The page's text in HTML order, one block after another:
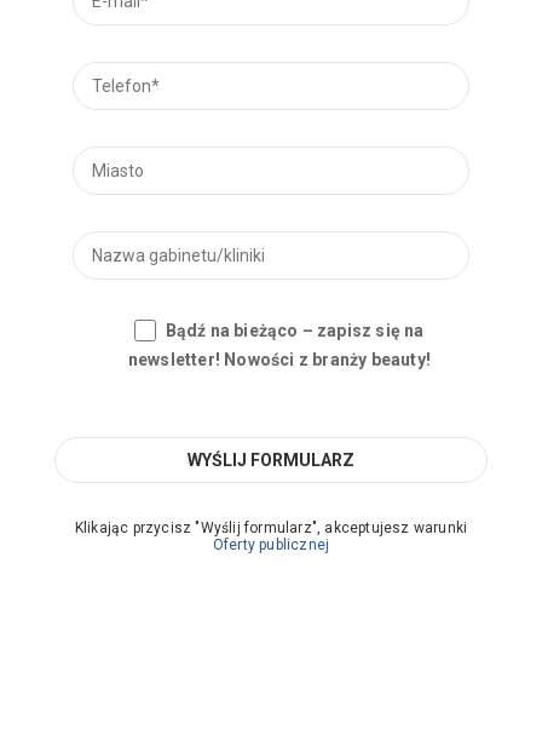
Bądź na bieżąco – zapisz się na
newsletter! Nowości z branży beauty!
Klikając przycisz "Wyślij formularz", akceptujesz warunki
Oferty publicznej